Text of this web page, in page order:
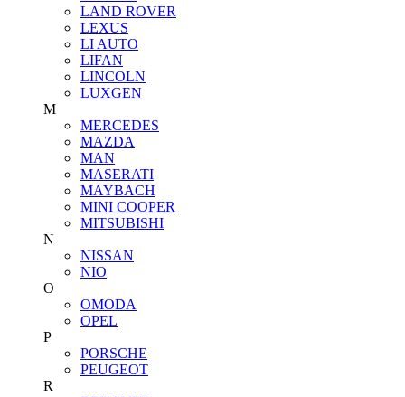
LAND ROVER
LEXUS
LI AUTO
LIFAN
LINCOLN
LUXGEN
M
MERCEDES
MAZDA
MAN
MASERATI
MAYBACH
MINI COOPER
MITSUBISHI
N
NISSAN
NIO
O
OMODA
OPEL
P
PORSCHE
PEUGEOT
R